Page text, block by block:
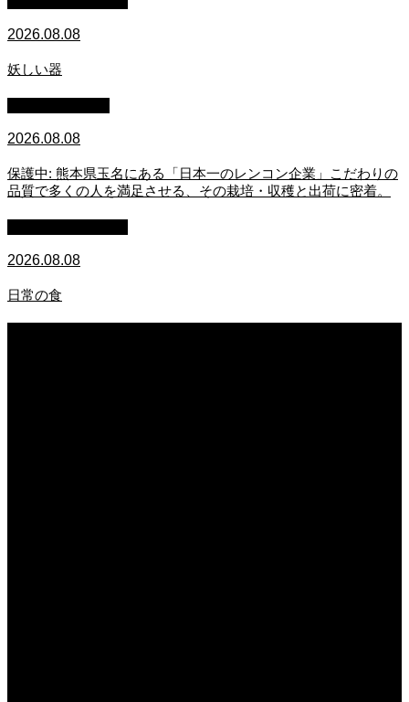
2026.08.08
妖しい器
2026.08.08
保護中: 熊本県玉名にある「日本一のレンコン企業」こだわりの
品質で多くの人を満足させる、その栽培・収穫と出荷に密着。
2026.08.08
日常の食